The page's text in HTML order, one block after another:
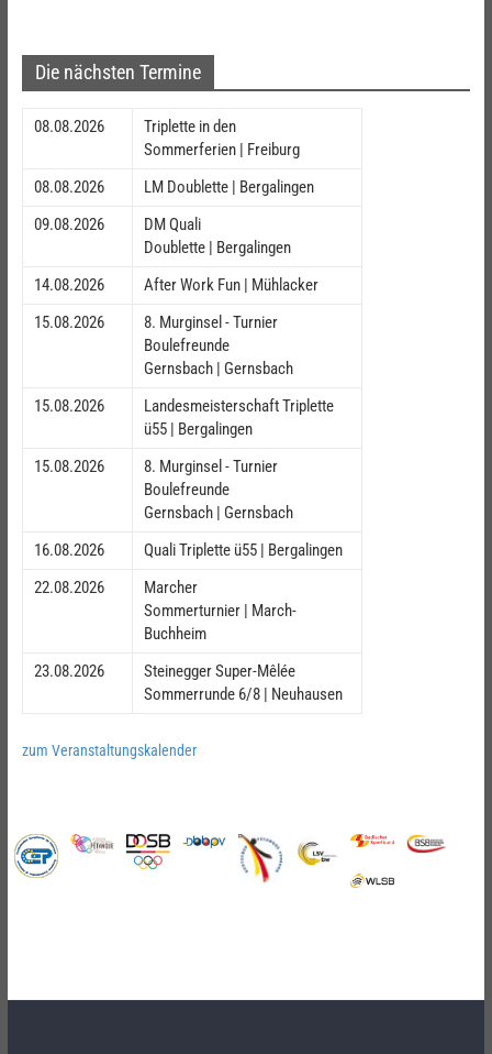
Die nächsten Termine
08.08.2026
Triplette in den
Sommerferien | Freiburg
08.08.2026
LM Doublette | Bergalingen
09.08.2026
DM Quali
Doublette | Bergalingen
14.08.2026
After Work Fun | Mühlacker
15.08.2026
8. Murginsel - Turnier
Boulefreunde
Gernsbach | Gernsbach
15.08.2026
Landesmeisterschaft Triplette
ü55 | Bergalingen
15.08.2026
8. Murginsel - Turnier
Boulefreunde
Gernsbach | Gernsbach
16.08.2026
Quali Triplette ü55 | Bergalingen
22.08.2026
Marcher
Sommerturnier | March-
Buchheim
23.08.2026
Steinegger Super-Mêlée
Sommerrunde 6/8 | Neuhausen
zum Veranstaltungskalender